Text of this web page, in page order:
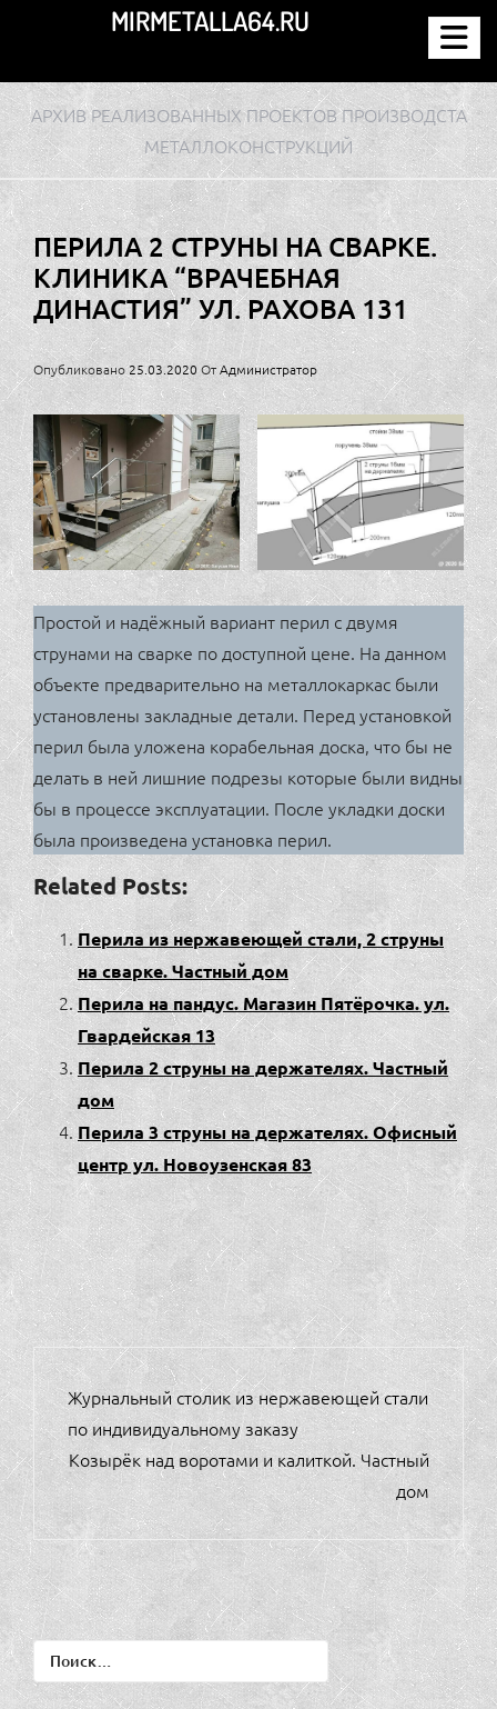
содержимому
MIRMETALLA64.RU
АРХИВ РЕАЛИЗОВАННЫХ ПРОЕКТОВ ПРОИЗВОДСТА
МЕТАЛЛОКОНСТРУКЦИЙ
ПЕРИЛА 2 СТРУНЫ НА СВАРКЕ.
КЛИНИКА “ВРАЧЕБНАЯ
ДИНАСТИЯ” УЛ. РАХОВА 131
Опубликовано25.03.2020 ОтАдминистратор
Простой и надёжный вариант перил с двумя
струнами на сварке по доступной цене. На данном
объекте предварительно на металлокаркас были
установлены закладные детали. Перед установкой
перил была уложена корабельная доска, что бы не
делать в ней лишние подрезы которые были видны
бы в процессе эксплуатации. После укладки доски
была произведена установка перил.
Related Posts:
Перила из нержавеющей стали, 2 струны
на сварке. Частный дом
Перила на пандус. Магазин Пятёрочка. ул.
Гвардейская 13
Перила 2 струны на держателях. Частный
дом
Перила 3 струны на держателях. Офисный
центр ул. Новоузенская 83
НАВИГАЦИЯ
ПО
ЗАПИСЯМ
Журнальный столик из нержавеющей стали
по индивидуальному заказу
Козырёк над воротами и калиткой. Частный
дом
Найти: